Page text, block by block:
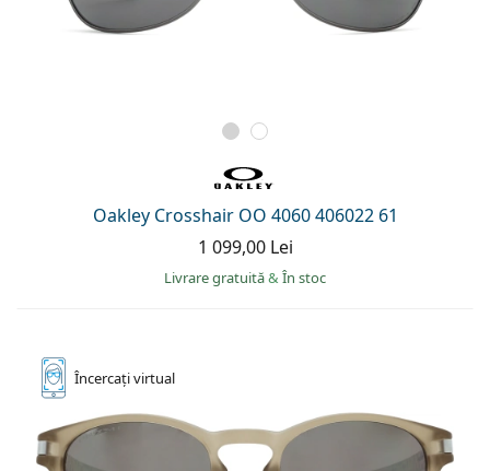
Oakley Crosshair OO 4060 406022 61
1 099,00 Lei
Livrare gratuită& În stoc
Încercațivirtual